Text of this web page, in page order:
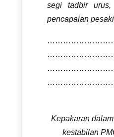
segi tadbir urus,
pencapaian
Kepakaran
kestabilan